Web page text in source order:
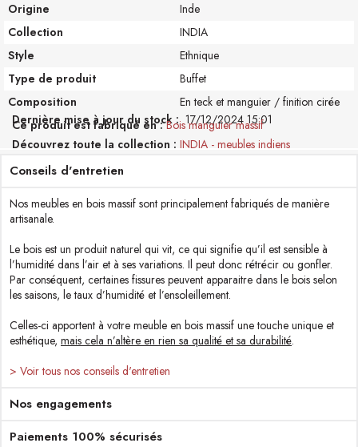
Origine
Inde
Collection
INDIA
Style
Ethnique
Type de produit
Buffet
Composition
En teck et manguier / finition cirée
Dernière mise à jour du stock : 17/12/2024 15:01
Ce produit est fabriqué en Bois manguier massif
Découvrez toute la collection
INDIA - meubles indiens
Conseils d'entretien
Nos meubles en bois massif sont principalement fabriqués de manière
artisanale.
Le bois est un produit naturel qui vit, ce qui signifie qu’il est sensible à
l’humidité dans l’air et à ses variations. Il peut donc rétrécir ou gonfler.
Par conséquent, certaines fissures peuvent apparaitre dans le bois selon
les saisons, le taux d’humidité et l’ensoleillement.
Celles-ci apportent à votre meuble en bois massif une touche unique et
esthétique, mais cela n’altère en rien sa qualité et sa durabilité.
> Voir tous nos conseils d'entretien
Nos engagements
Paiements 100% sécurisés